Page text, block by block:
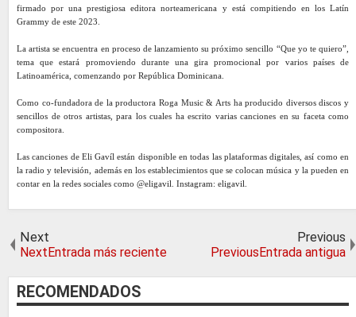
firmado por una prestigiosa editora norteamericana y está compitiendo en los Latín
Grammy de este 2023.
La artista se encuentra en proceso de lanzamiento su próximo sencillo “Que yo te quiero”,
tema que estará promoviendo durante una gira promocional por varios países de
Latinoamérica, comenzando por República Dominicana.
Como co-fundadora de la productora Roga Music & Arts ha producido diversos discos y
sencillos de otros artistas, para los cuales ha escrito varias canciones en su faceta como
compositora.
Las canciones de Eli Gavíl están disponible en todas las plataformas digitales, así como en
la radio y televisión, además en los establecimientos que se colocan música y la pueden en
contar en la redes sociales como @eligavil. Instagram: eligavil.
Next
NextEntrada más reciente
Previous
PreviousEntrada antigua
RECOMENDADOS